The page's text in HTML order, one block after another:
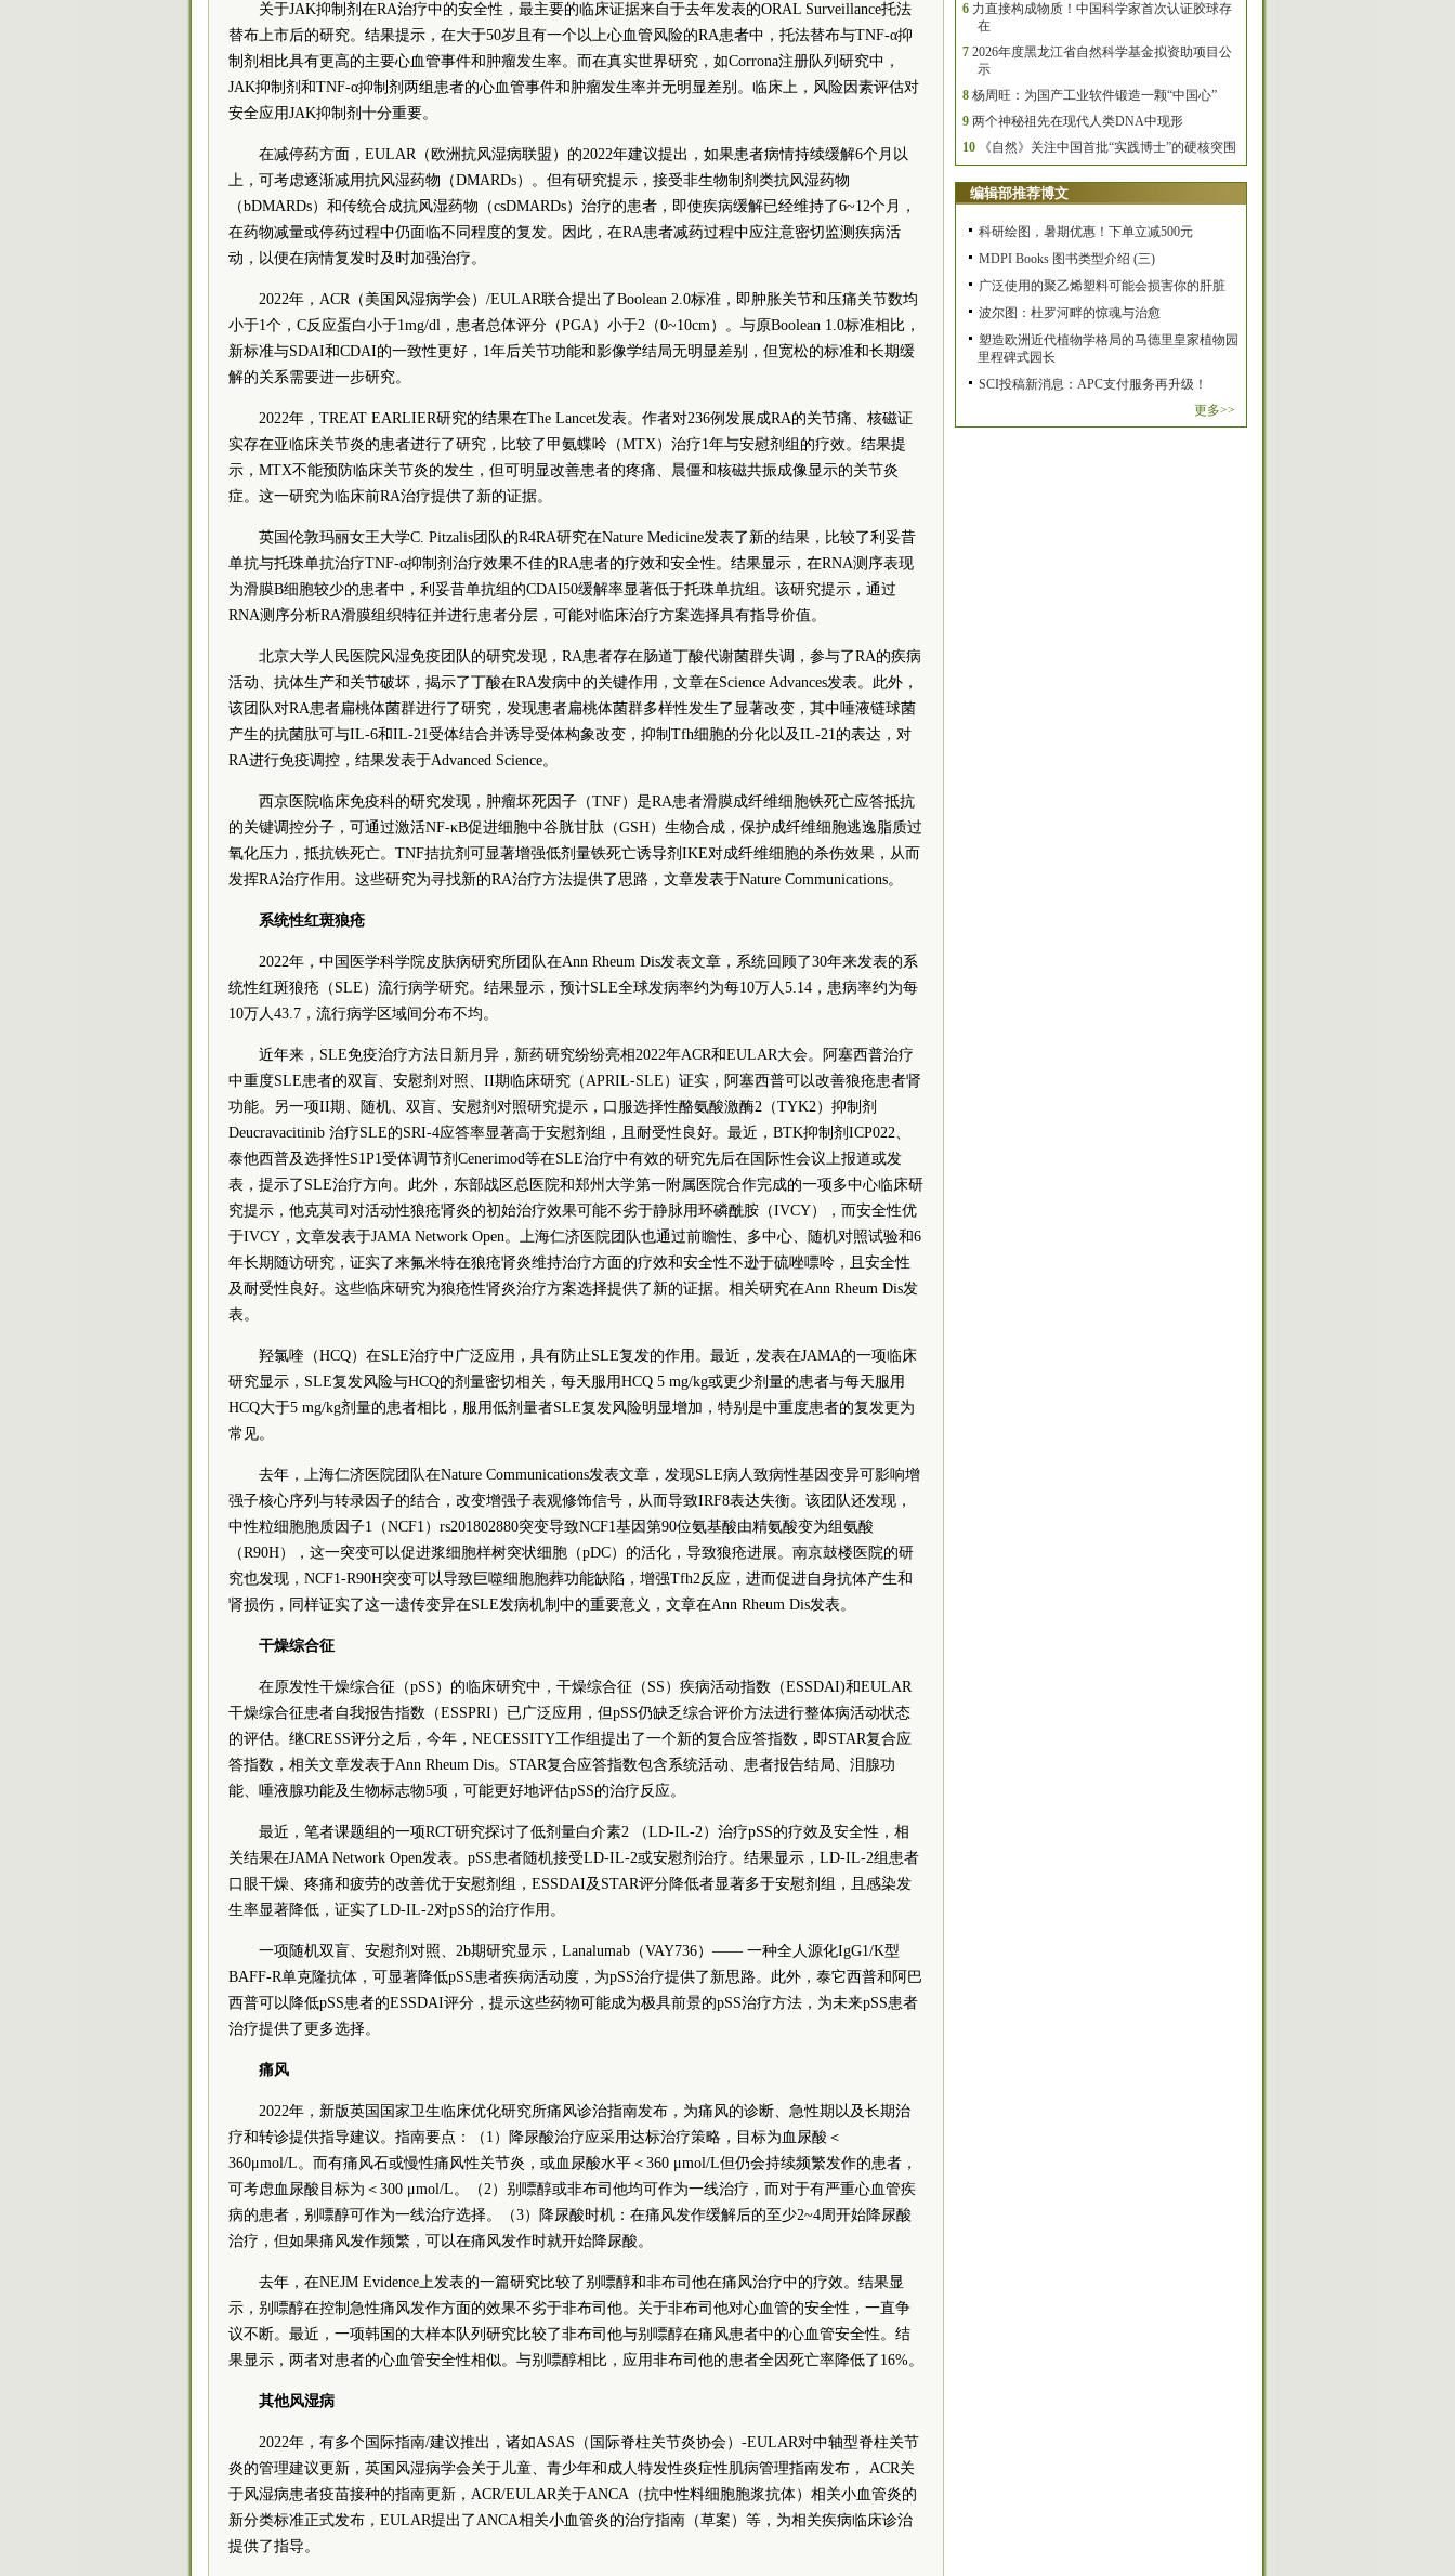
关于JAK抑制剂在RA治疗中的安全性，最主要的临床证据来自于去年发表的ORAL Surveillance托法
替布上市后的研究。结果提示，在大于50岁且有一个以上心血管风险的RA患者中，托法替布与TNF-α抑
制剂相比具有更高的主要心血管事件和肿瘤发生率。而在真实世界研究，如Corrona注册队列研究中，
JAK抑制剂和TNF-α抑制剂两组患者的心血管事件和肿瘤发生率并无明显差别。临床上，风险因素评估对
安全应用JAK抑制剂十分重要。
在减停药方面，EULAR（欧洲抗风湿病联盟）的2022年建议提出，如果患者病情持续缓解6个月以
上，可考虑逐渐减用抗风湿药物（DMARDs）。但有研究提示，接受非生物制剂类抗风湿药物
（bDMARDs）和传统合成抗风湿药物（csDMARDs）治疗的患者，即使疾病缓解已经维持了6~12个月，
在药物减量或停药过程中仍面临不同程度的复发。因此，在RA患者减药过程中应注意密切监测疾病活
动，以便在病情复发时及时加强治疗。
2022年，ACR（美国风湿病学会）/EULAR联合提出了Boolean 2.0标准，即肿胀关节和压痛关节数均
小于1个，C反应蛋白小于1mg/dl，患者总体评分（PGA）小于2（0~10cm）。与原Boolean 1.0标准相比，
新标准与SDAI和CDAI的一致性更好，1年后关节功能和影像学结局无明显差别，但宽松的标准和长期缓
解的关系需要进一步研究。
2022年，TREAT EARLIER研究的结果在The Lancet发表。作者对236例发展成RA的关节痛、核磁证
实存在亚临床关节炎的患者进行了研究，比较了甲氨蝶呤（MTX）治疗1年与安慰剂组的疗效。结果提
示，MTX不能预防临床关节炎的发生，但可明显改善患者的疼痛、晨僵和核磁共振成像显示的关节炎
症。这一研究为临床前RA治疗提供了新的证据。
英国伦敦玛丽女王大学C. Pitzalis团队的R4RA研究在Nature Medicine发表了新的结果，比较了利妥昔
单抗与托珠单抗治疗TNF-α抑制剂治疗效果不佳的RA患者的疗效和安全性。结果显示，在RNA测序表现
为滑膜B细胞较少的患者中，利妥昔单抗组的CDAI50缓解率显著低于托珠单抗组。该研究提示，通过
RNA测序分析RA滑膜组织特征并进行患者分层，可能对临床治疗方案选择具有指导价值。
北京大学人民医院风湿免疫团队的研究发现，RA患者存在肠道丁酸代谢菌群失调，参与了RA的疾病
活动、抗体生产和关节破坏，揭示了丁酸在RA发病中的关键作用，文章在Science Advances发表。此外，
该团队对RA患者扁桃体菌群进行了研究，发现患者扁桃体菌群多样性发生了显著改变，其中唾液链球菌
产生的抗菌肽可与IL-6和IL-21受体结合并诱导受体构象改变，抑制Tfh细胞的分化以及IL-21的表达，对
RA进行免疫调控，结果发表于Advanced Science。
西京医院临床免疫科的研究发现，肿瘤坏死因子（TNF）是RA患者滑膜成纤维细胞铁死亡应答抵抗
的关键调控分子，可通过激活NF-κB促进细胞中谷胱甘肽（GSH）生物合成，保护成纤维细胞逃逸脂质过
氧化压力，抵抗铁死亡。TNF拮抗剂可显著增强低剂量铁死亡诱导剂IKE对成纤维细胞的杀伤效果，从而
发挥RA治疗作用。这些研究为寻找新的RA治疗方法提供了思路，文章发表于Nature Communications。
系统性红斑狼疮
2022年，中国医学科学院皮肤病研究所团队在Ann Rheum Dis发表文章，系统回顾了30年来发表的系
统性红斑狼疮（SLE）流行病学研究。结果显示，预计SLE全球发病率约为每10万人5.14，患病率约为每
10万人43.7，流行病学区域间分布不均。
近年来，SLE免疫治疗方法日新月异，新药研究纷纷亮相2022年ACR和EULAR大会。阿塞西普治疗
中重度SLE患者的双盲、安慰剂对照、II期临床研究（APRIL-SLE）证实，阿塞西普可以改善狼疮患者肾
功能。另一项II期、随机、双盲、安慰剂对照研究提示，口服选择性酪氨酸激酶2（TYK2）抑制剂
Deucravacitinib 治疗SLE的SRI-4应答率显著高于安慰剂组，且耐受性良好。最近，BTK抑制剂ICP022、
泰他西普及选择性S1P1受体调节剂Cenerimod等在SLE治疗中有效的研究先后在国际性会议上报道或发
表，提示了SLE治疗方向。此外，东部战区总医院和郑州大学第一附属医院合作完成的一项多中心临床研
究提示，他克莫司对活动性狼疮肾炎的初始治疗效果可能不劣于静脉用环磷酰胺（IVCY），而安全性优
于IVCY，文章发表于JAMA Network Open。上海仁济医院团队也通过前瞻性、多中心、随机对照试验和6
年长期随访研究，证实了来氟米特在狼疮肾炎维持治疗方面的疗效和安全性不逊于硫唑嘌呤，且安全性
及耐受性良好。这些临床研究为狼疮性肾炎治疗方案选择提供了新的证据。相关研究在Ann Rheum Dis发
表。
羟氯喹（HCQ）在SLE治疗中广泛应用，具有防止SLE复发的作用。最近，发表在JAMA的一项临床
研究显示，SLE复发风险与HCQ的剂量密切相关，每天服用HCQ 5 mg/kg或更少剂量的患者与每天服用
HCQ大于5 mg/kg剂量的患者相比，服用低剂量者SLE复发风险明显增加，特别是中重度患者的复发更为
常见。
去年，上海仁济医院团队在Nature Communications发表文章，发现SLE病人致病性基因变异可影响增
强子核心序列与转录因子的结合，改变增强子表观修饰信号，从而导致IRF8表达失衡。该团队还发现，
中性粒细胞胞质因子1（NCF1）rs201802880突变导致NCF1基因第90位氨基酸由精氨酸变为组氨酸
（R90H），这一突变可以促进浆细胞样树突状细胞（pDC）的活化，导致狼疮进展。南京鼓楼医院的研
究也发现，NCF1-R90H突变可以导致巨噬细胞胞葬功能缺陷，增强Tfh2反应，进而促进自身抗体产生和
肾损伤，同样证实了这一遗传变异在SLE发病机制中的重要意义，文章在Ann Rheum Dis发表。
干燥综合征
在原发性干燥综合征（pSS）的临床研究中，干燥综合征（SS）疾病活动指数（ESSDAI)和EULAR
干燥综合征患者自我报告指数（ESSPRI）已广泛应用，但pSS仍缺乏综合评价方法进行整体病活动状态
的评估。继CRESS评分之后，今年，NECESSITY工作组提出了一个新的复合应答指数，即STAR复合应
答指数，相关文章发表于Ann Rheum Dis。STAR复合应答指数包含系统活动、患者报告结局、泪腺功
能、唾液腺功能及生物标志物5项，可能更好地评估pSS的治疗反应。
最近，笔者课题组的一项RCT研究探讨了低剂量白介素2 （LD-IL-2）治疗pSS的疗效及安全性，相
关结果在JAMA Network Open发表。pSS患者随机接受LD-IL-2或安慰剂治疗。结果显示，LD-IL-2组患者
口眼干燥、疼痛和疲劳的改善优于安慰剂组，ESSDAI及STAR评分降低者显著多于安慰剂组，且感染发
生率显著降低，证实了LD-IL-2对pSS的治疗作用。
一项随机双盲、安慰剂对照、2b期研究显示，Lanalumab（VAY736）—— 一种全人源化IgG1/K型
BAFF-R单克隆抗体，可显著降低pSS患者疾病活动度，为pSS治疗提供了新思路。此外，泰它西普和阿巴
西普可以降低pSS患者的ESSDAI评分，提示这些药物可能成为极具前景的pSS治疗方法，为未来pSS患者
治疗提供了更多选择。
痛风
2022年，新版英国国家卫生临床优化研究所痛风诊治指南发布，为痛风的诊断、急性期以及长期治
疗和转诊提供指导建议。指南要点：（1）降尿酸治疗应采用达标治疗策略，目标为血尿酸＜
360μmol/L。而有痛风石或慢性痛风性关节炎，或血尿酸水平＜360 μmol/L但仍会持续频繁发作的患者，
可考虑血尿酸目标为＜300 μmol/L。（2）别嘌醇或非布司他均可作为一线治疗，而对于有严重心血管疾
病的患者，别嘌醇可作为一线治疗选择。（3）降尿酸时机：在痛风发作缓解后的至少2~4周开始降尿酸
治疗，但如果痛风发作频繁，可以在痛风发作时就开始降尿酸。
去年，在NEJM Evidence上发表的一篇研究比较了别嘌醇和非布司他在痛风治疗中的疗效。结果显
示，别嘌醇在控制急性痛风发作方面的效果不劣于非布司他。关于非布司他对心血管的安全性，一直争
议不断。最近，一项韩国的大样本队列研究比较了非布司他与别嘌醇在痛风患者中的心血管安全性。结
果显示，两者对患者的心血管安全性相似。与别嘌醇相比，应用非布司他的患者全因死亡率降低了16%。
其他风湿病
2022年，有多个国际指南/建议推出，诸如ASAS（国际脊柱关节炎协会）-EULAR对中轴型脊柱关节
炎的管理建议更新，英国风湿病学会关于儿童、青少年和成人特发性炎症性肌病管理指南发布， ACR关
于风湿病患者疫苗接种的指南更新，ACR/EULAR关于ANCA（抗中性料细胞胞浆抗体）相关小血管炎的
新分类标准正式发布，EULAR提出了ANCA相关小血管炎的治疗指南（草案）等，为相关疾病临床诊治
提供了指导。
6 力直接构成物质！中国科学家首次认证胶球存
在
7 2026年度黑龙江省自然科学基金拟资助项目公
示
8 杨周旺：为国产工业软件锻造一颗“中国心”
9 两个神秘祖先在现代人类DNA中现形
10
《自然》关注中国首批“实践博士”的硬核突围
编辑部推荐博文
科研绘图，暑期优惠！下单立减500元
MDPI Books 图书类型介绍 (三)
广泛使用的聚乙烯塑料可能会损害你的肝脏
波尔图：杜罗河畔的惊魂与治愈
塑造欧洲近代植物学格局的马德里皇家植物园
里程碑式园长
SCI投稿新消息：APC支付服务再升级！
更多>>